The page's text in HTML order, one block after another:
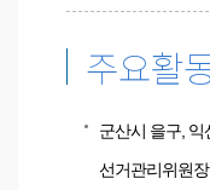
주요활
군산시 을구, 익
선거관리위원장